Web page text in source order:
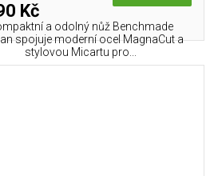
Kč
a odolný nůž Benchmade
spojuje moderní ocel MagnaCut a
stylovou Micartu pro...